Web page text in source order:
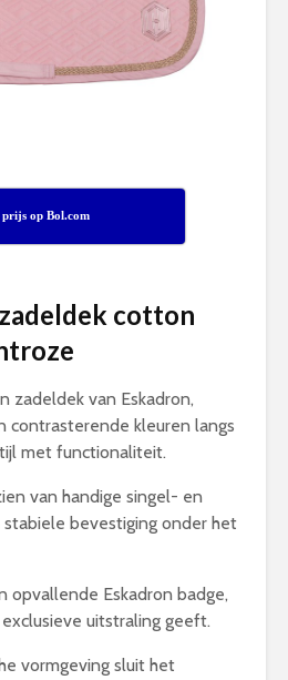
op Bol.com
cotton
zadeldek van Eskadron,
contrasterende kleuren langs
met functionaliteit.
van handige singel- en
bevestiging onder het
opvallende Eskadron badge,
uitstraling geeft.
vormgeving sluit het